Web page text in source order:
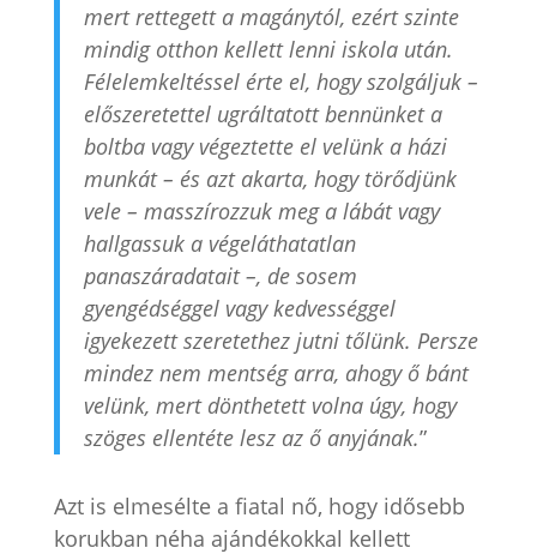
mert rettegett a magánytól, ezért szinte
mindig otthon kellett lenni iskola után.
Félelemkeltéssel érte el, hogy szolgáljuk –
előszeretettel ugráltatott bennünket a
boltba vagy végeztette el velünk a házi
munkát – és azt akarta, hogy törődjünk
vele – masszírozzuk meg a lábát vagy
hallgassuk a végeláthatatlan
panaszáradatait –, de sosem
gyengédséggel vagy kedvességgel
igyekezett szeretethez jutni tőlünk. Persze
mindez nem mentség arra, ahogy ő bánt
velünk, mert dönthetett volna úgy, hogy
szöges ellentéte lesz az ő anyjának.”
Azt is elmesélte a fiatal nő, hogy idősebb
korukban néha ajándékokkal kellett